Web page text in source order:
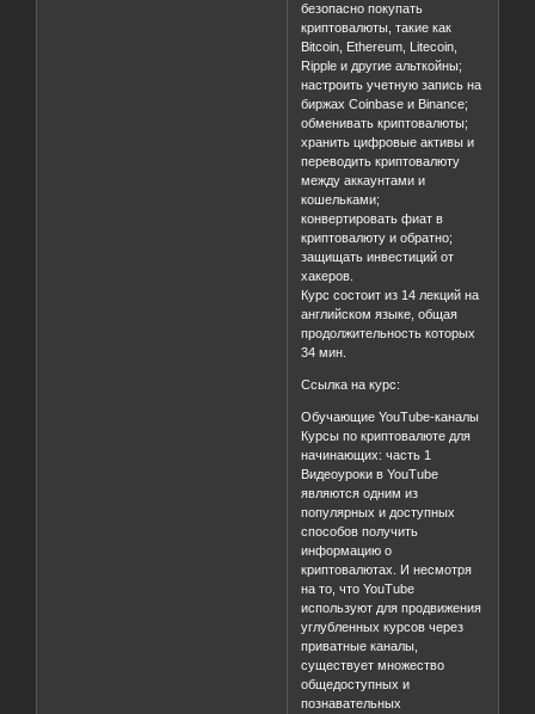
безопасно покупать
криптовалюты, такие как
Bitcoin, Ethereum, Litecoin,
Ripple и другие альткойны;
настроить учетную запись на
биржах Coinbase и Binance;
обменивать криптовалюты;
хранить цифровые активы и
переводить криптовалюту
между аккаунтами и
кошельками;
конвертировать фиат в
криптовалюту и обратно;
защищать инвестиций от
хакеров.
Курс состоит из 14 лекций на
английском языке, общая
продолжительность которых
34 мин.
Ссылка на курс:
Обучающие YouTube-каналы
Курсы по криптовалюте для
начинающих: часть 1
Видеоуроки в YouTube
являются одним из
популярных и доступных
способов получить
информацию о
криптовалютах. И несмотря
на то, что YouTube
используют для продвижения
углубленных курсов через
приватные каналы,
существует множество
общедоступных и
познавательных